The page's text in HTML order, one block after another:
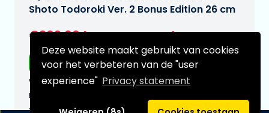
Deze website maakt gebruikt van cookies
voor het verbeteren van de "user
experience" Privacy statement
Shoto Todoroki Ver. 2 Bonus Edition 26 cm
€209,00
Gratis verzending
Verwachtte leverdatum:
n.v.t.